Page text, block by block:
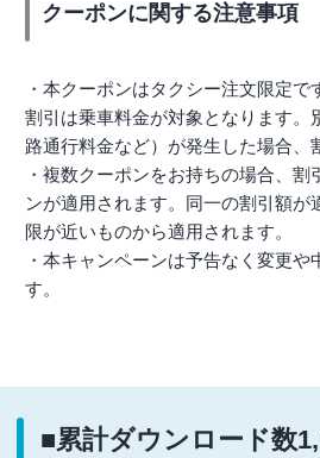
クーポンに関する注意事項
・本クーポンはタクシー注文限定で
割引は乗車料金が対象となります。
路通行料金など）が発生した場合、
・複数クーポンをお持ちの場合、
ンが適用されます。同一の割引額が
限が近いものから適用されます。
・本キャンペーンは予告なく変更や
す。
■累計ダウンロード数